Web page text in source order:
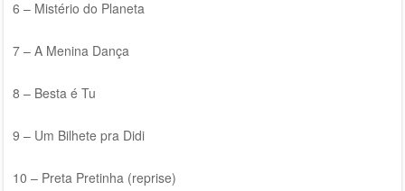
6 – Mistério do Planeta
7 – A Menina Dança
8 – Besta é Tu
9 – Um Bilhete pra Didi
10 – Preta Pretinha (reprise)